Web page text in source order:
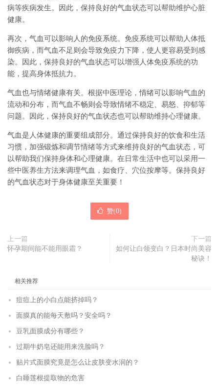
病等疾病发生。因此，保持良好的气血状态可以帮助维护心脏
健康。
再次，气血可以影响人的免疫系统。免疫系统可以帮助人体抵
御疾病，而气血不足则会导致免疫力下降，使人更容易受到感
染。因此，保持良好的气血状态可以增强人体免疫系统的功
能，提高身体抵抗力。
气血也与情绪健康有关。根据中医理论，情绪可以影响气血的
流动和分布，而气血不畅则会导致情绪不稳定、易怒、抑郁等
问题。因此，保持良好的气血状态也可以帮助维持心理健康。
气血是人体健康的重要组成部分。通过保持良好的饮食和生活
习惯，加强锻炼和调节情绪等方式来维持良好的气血状态，可
以帮助我们保持身体和心理健康。在日常生活中也可以采用一
些中医养生方法来调理气血，如食疗、穴位按摩等。保持良好
的气血状态对于身体健康至关重要！
赞(0)
上一篇
怀孕期间能不能用眼霜？
下一篇
如何让白领变白？日本时尚美容
秘诀！
相关推荐
痘痘上的小白点能挤掉吗？
面膜真的能每天敷吗？安全吗？
豆乳面膜成分有哪些？
过期牛奶皂还能用来洗脸吗？
贴片式面膜究竟是怎么让皮肤变水润的？
白睡莲根提取物的危害